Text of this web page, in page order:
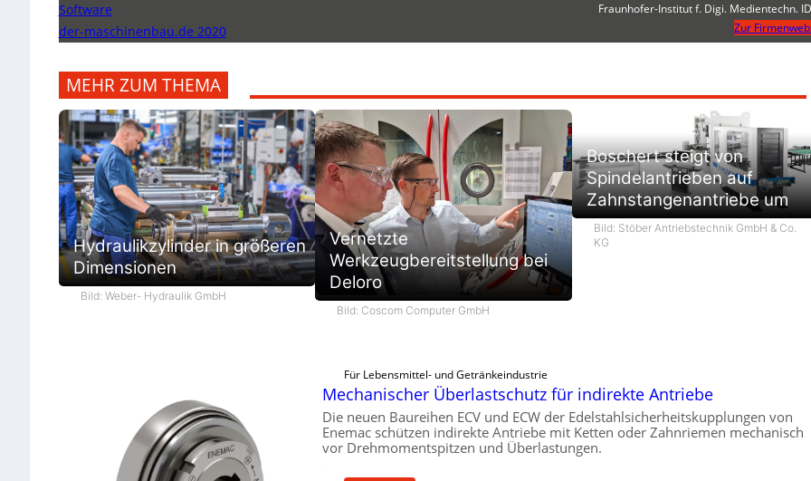
Software
der-maschinenbau.de 2020
Fraunhofer-Institut f. Digi. Medientechn.
Zur
MEHR ZUM THEMA
Hydraulikzylinder in größeren
Dimensionen
Bild: Weber- Hydraulik GmbH
Vernetzte
Werkzeugbereitstellung bei
Deloro
Bild: Coscom Computer GmbH
Boschert steigt von
Spindelantrieben auf
Zahnstangenantriebe um
Bild: Stöber Antriebstechnik GmbH & Co.
KG
Für Lebensmittel- und Getränkeindustrie
Mechanischer Überlastschutz für indirekte Antriebe
Die neuen Baureihen ECV und ECW der Edelstahlsicherheitskupplungen von
Enemac schützen indirekte Antriebe mit Ketten oder Zahnriemen mechanisch
vor Drehmomentspitzen und Überlastungen.